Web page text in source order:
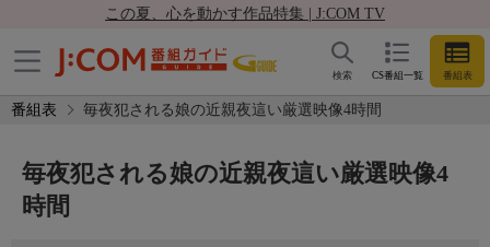
この夏、心を動かす作品特集 | J:COM TV
CS番組一覧 番組表
検索
番組表 毎夜犯される娘の近親夜這い厳選映像4時間
毎夜犯される娘の近親夜這い厳選映像4
時間